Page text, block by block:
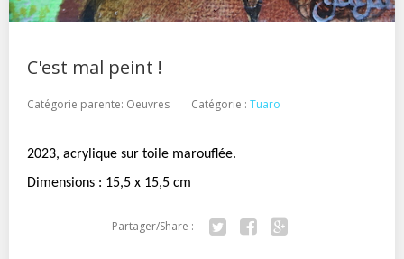
C'est mal peint !
Catégorie parente: Oeuvres Catégorie : Tuaro
2023, acrylique sur toile marouflée.
Dimensions : 15,5 x 15,5 cm
Partager/Share :